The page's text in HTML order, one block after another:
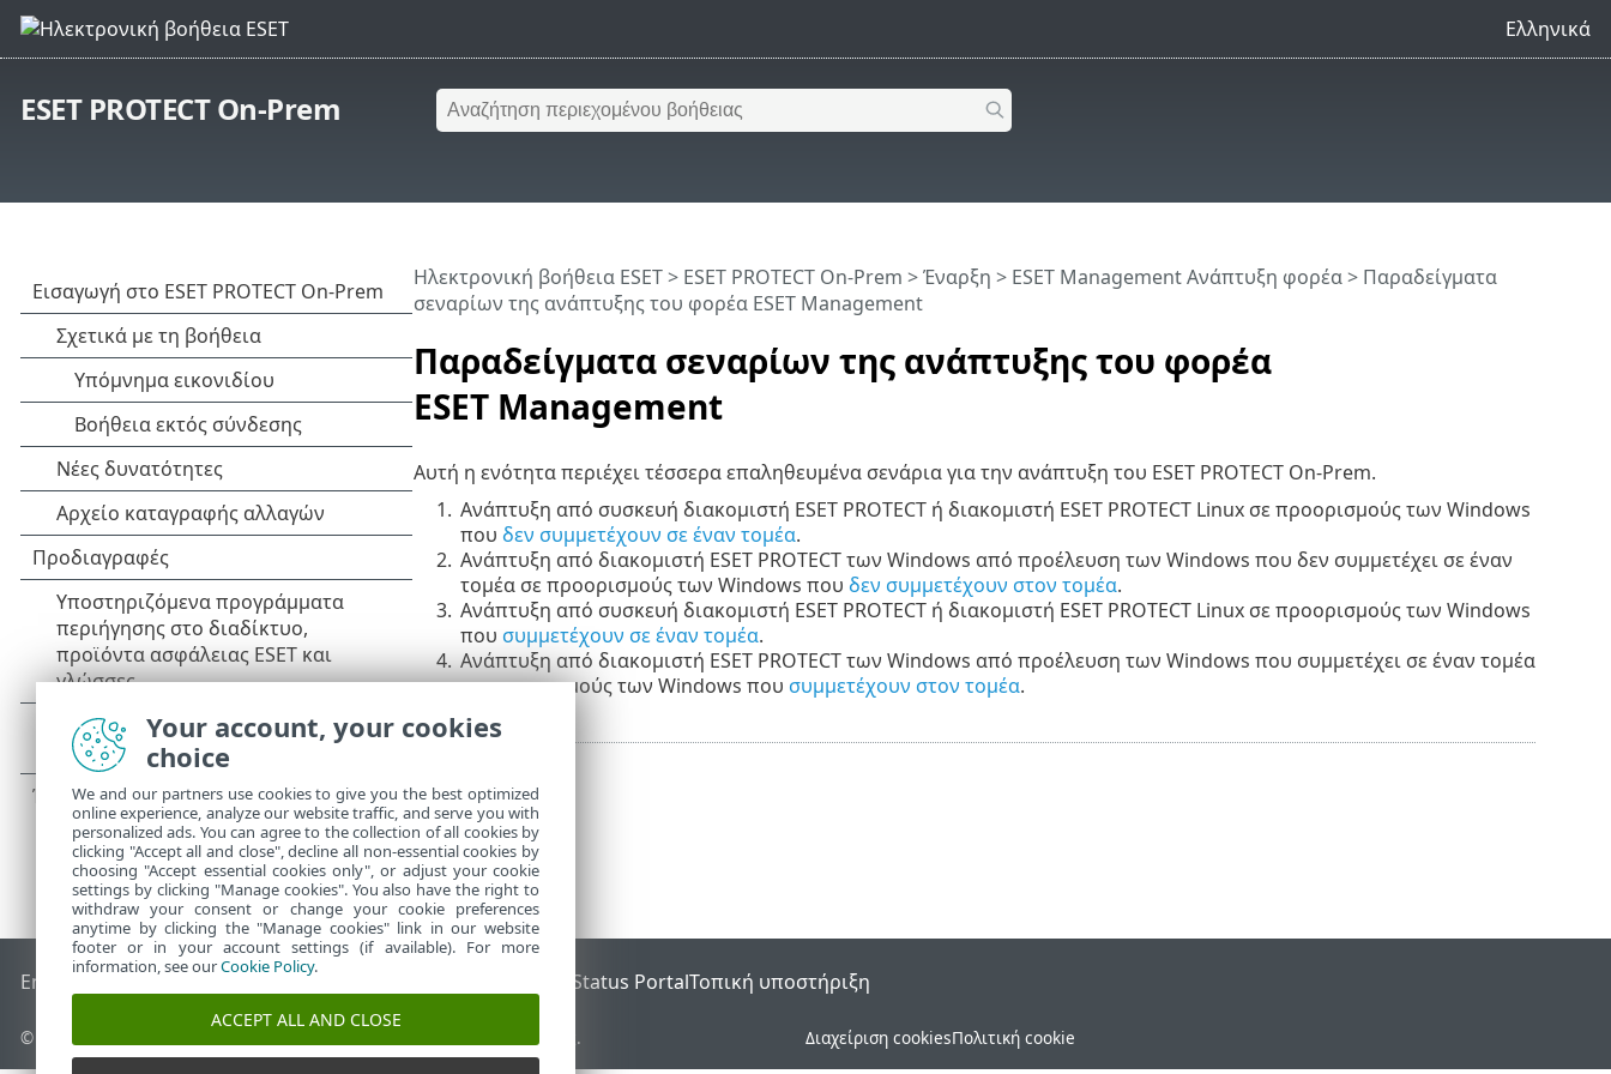
Ελληνικά
ESET PROTECT On-Prem
Παραδείγματα σεναρίων της ανάπτυξης του φορέα
ESET Management
Ηλεκτρονική βοήθεια ESET> ESET PROTECT On-Prem >Έναρξη > ESET Management Ανάπτυξη φορέα> Παραδείγματα
σεναρίων της ανάπτυξης του φορέα ESET Management
Αυτή η ενότητα περιέχει τέσσερα επαληθευμένα σενάρια για την ανάπτυξη του ESET PROTECT On-Prem.
1. Ανάπτυξη από συσκευή διακομιστή ESET PROTECT ή διακομιστή ESET PROTECT Linux σε προορισμούς των Windows
που δεν συμμετέχουν σε έναν τομέα.
2. Ανάπτυξη από διακομιστή ESET PROTECT των Windows από προέλευση των Windows που δεν συμμετέχει σε έναν
τομέα σε προορισμούς των Windows που δεν συμμετέχουν στον τομέα.
3. Ανάπτυξη από συσκευή διακομιστή ESET PROTECT ή διακομιστή ESET PROTECT Linux σε προορισμούς των Windows
που συμμετέχουν σε έναν τομέα.
4. Ανάπτυξη από διακομιστή ESET PROTECT των Windows από προέλευση των Windows που συμμετέχει σε έναν τομέα
σε προορισμούς των Windows που συμμετέχουν στον τομέα.
End of Life Γνωσιακή βάση ESETΟμάδα συζήτησης ESET ESET Status PortalΤοπική υποστήριξη
© 1992 - 2026 ESET, spol. s r.o. - Με την επιφύλαξη παντός δικαιώματος. Διαχείριση cookiesΠολιτική cookie
Your account, your cookies
choice
We and our partners use cookies to give you the best optimized
online experience, analyze our website traffic, and serve you with
personalized ads. You can agree to the collection of all cookies by
clicking "Accept all and close", decline all non-essential cookies by
choosing "Accept essential cookies only", or adjust your cookie
settings by clicking "Manage cookies". You also have the right to
withdraw your consent or change your cookie preferences
anytime by clicking the "Manage cookies" link in our website
footer or in your account settings (if available). For more
information, see ourCookie Policy.
ACCEPT ALL AND CLOSE